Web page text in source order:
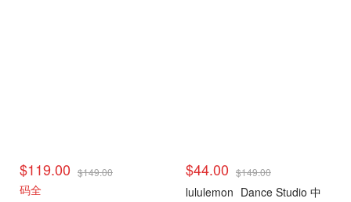
$119.00 $149.00
码全
$44.00 $149.00
lululemon Dance Studio 中